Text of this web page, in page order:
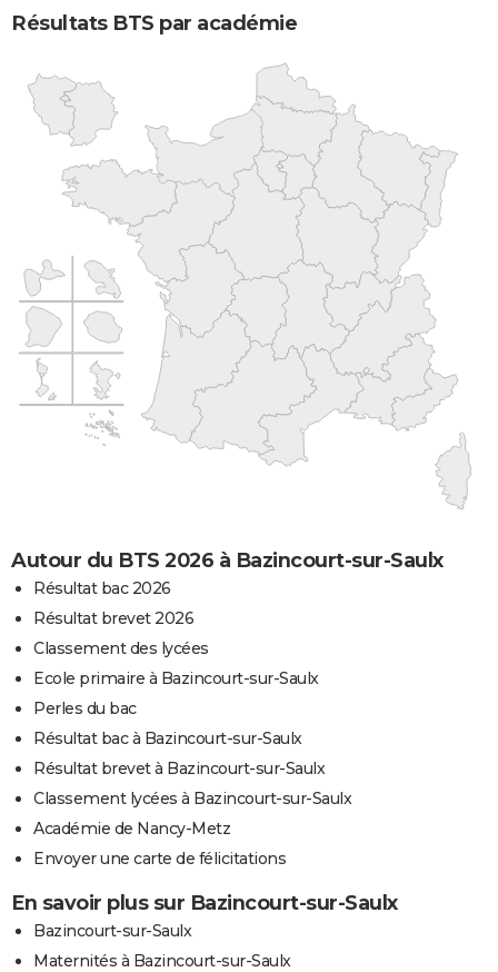
Résultats BTS par académie
Autour du BTS 2026 à Bazincourt-sur-Saulx
Résultat bac 2026
Résultat brevet 2026
Classement des lycées
Ecole primaire à Bazincourt-sur-Saulx
Perles du bac
Résultat bac à Bazincourt-sur-Saulx
Résultat brevet à Bazincourt-sur-Saulx
Classement lycées à Bazincourt-sur-Saulx
Académie de Nancy-Metz
Envoyer une carte de félicitations
En savoir plus sur Bazincourt-sur-Saulx
Bazincourt-sur-Saulx
Maternités à Bazincourt-sur-Saulx